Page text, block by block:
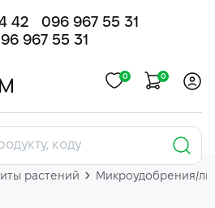
42 096 967 55 31
0 0
растений Микроудобрения/